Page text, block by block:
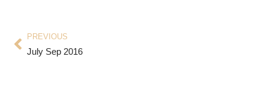
PREVIOUS
July Sep 2016